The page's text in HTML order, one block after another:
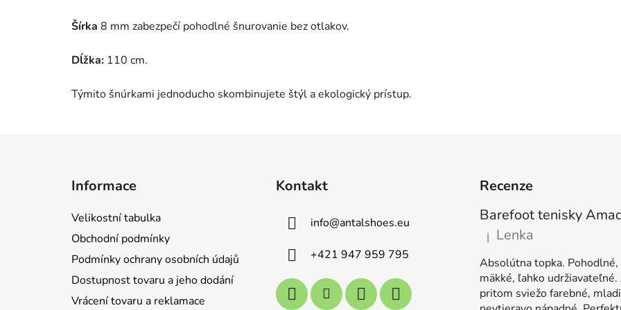
Šírka 8 mm zabezpečí pohodlné šnurovanie bez otlakov.
Dĺžka: 110 cm.
Týmito šnúrkami jednoducho skombinujete štýl a ekologický prístup.
Informace
Velikostní tabulka
Obchodní podmínky
Podmínky ochrany osobních údajů
Dostupnost tovaru a jeho dodání
Vrácení tovaru a reklamace
Kontakt
info@antalshoes.eu
+421 947 959 795
Recenze
Hodnocení produktu je 5 z 5
| Lenka
Absolútna topka. Pohodlné,
mäkké, ľahko udržiavateľné.
pritom sviežo farebné,